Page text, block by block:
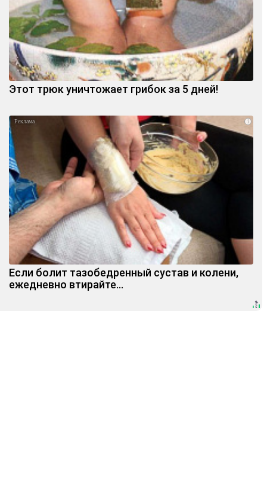
Этот трюк уничтожает грибок за 5 дней!
i
Если болит тазобедренный сустав и колени,
ежедневно втирайте...